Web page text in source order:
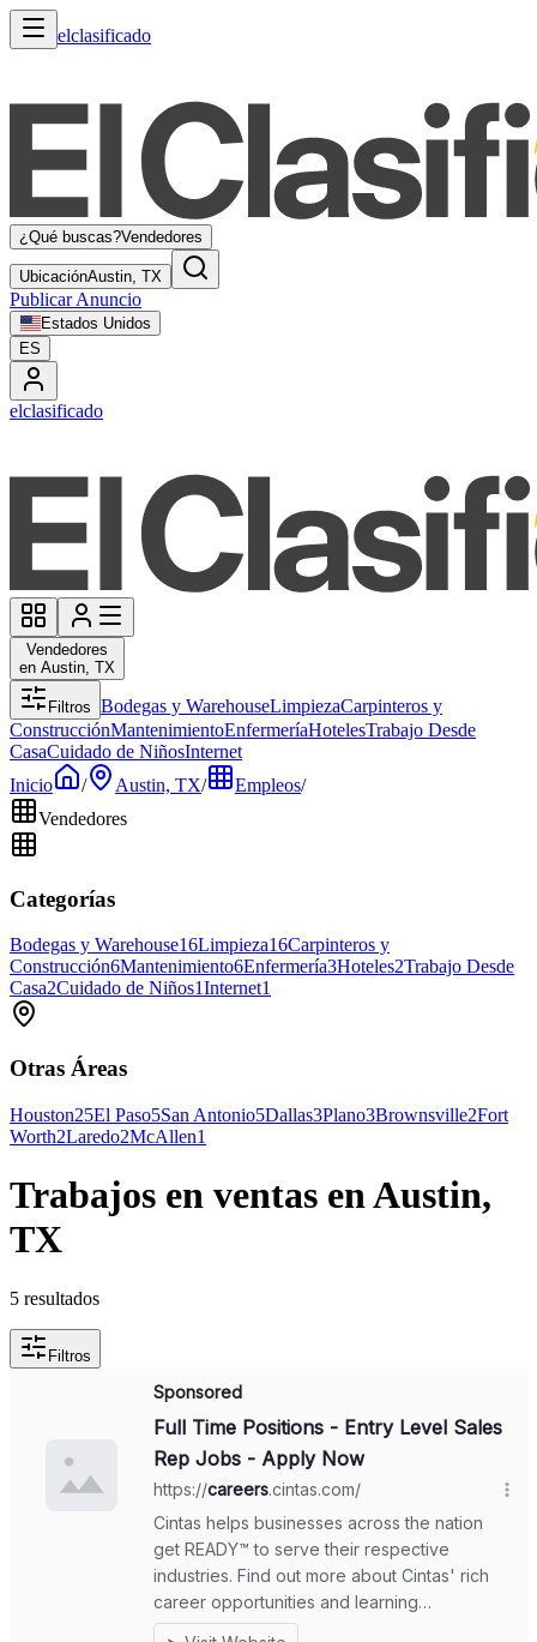
elclasificado
¿Qué buscas?Vendedores
UbicaciónAustin, TX
Publicar Anuncio
Estados Unidos
ES
elclasificado
Vendedores
en Austin, TX
Filtros Bodegas y WarehouseLimpiezaCarpinteros y
ConstrucciónMantenimientoEnfermeríaHotelesTrabajo Desde
CasaCuidado de NiñosInternet
Inicio
/ Austin, TX/ Empleos/
Vendedores
Categorías
Bodegas y Warehouse16Limpieza16Carpinteros y
Construcción6Mantenimiento6Enfermería3Hoteles2Trabajo Desde
Casa2Cuidado de Niños1Internet1
Otras Áreas
Houston25El Paso5San Antonio5Dallas3Plano3Brownsville2Fort
Worth2Laredo2McAllen1
Trabajos en ventas en Austin,
TX
5 resultados
Filtros